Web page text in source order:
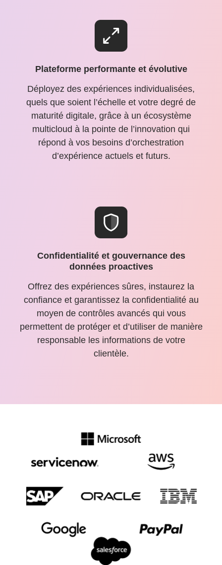
Plateforme performante et évolutive
Déployez des expériences individualisées,
quels que soient l’échelle et votre degré de
maturité digitale, grâce à un écosystème
multicloud à la pointe de l’innovation qui
répond à vos besoins d’orchestration
d’expérience actuels et futurs.
Confidentialité et gouvernance des
données proactives
Offrez des expériences sûres, instaurez la
confiance et garantissez la confidentialité au
moyen de contrôles avancés qui vous
permettent de protéger et d’utiliser de manière
responsable les informations de votre
clientèle.